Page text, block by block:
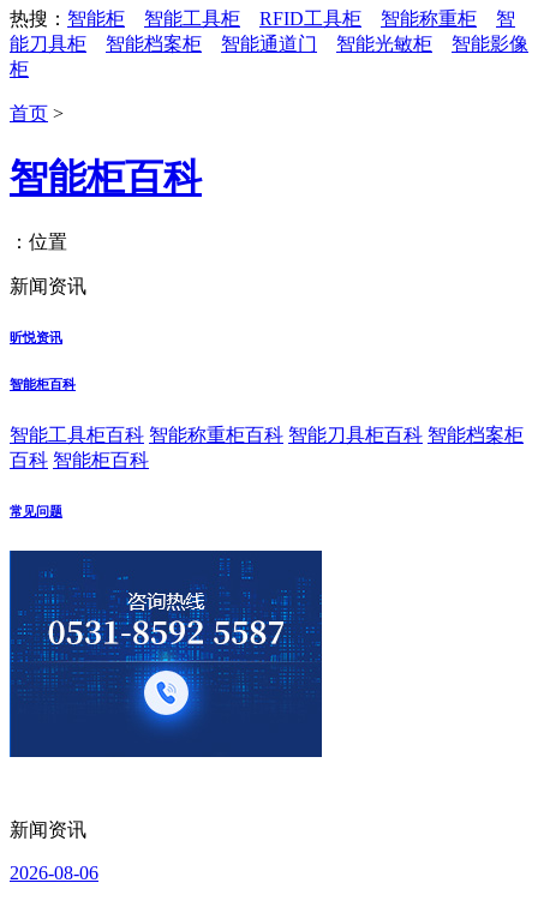
热搜： 智能柜 智能工具柜 RFID工具柜 智能称重柜
智
能刀具柜
智能档案柜 智能通道门 智能光敏柜
智能影像
柜
首页 >
智能柜百科
：位置
新闻资讯
昕悦资讯
智能柜百科
智能工具柜百科 智能称重柜百科 智能刀具柜百科 智能档案柜
百科 智能柜百科
常见问题
新闻资讯
2026-08-06